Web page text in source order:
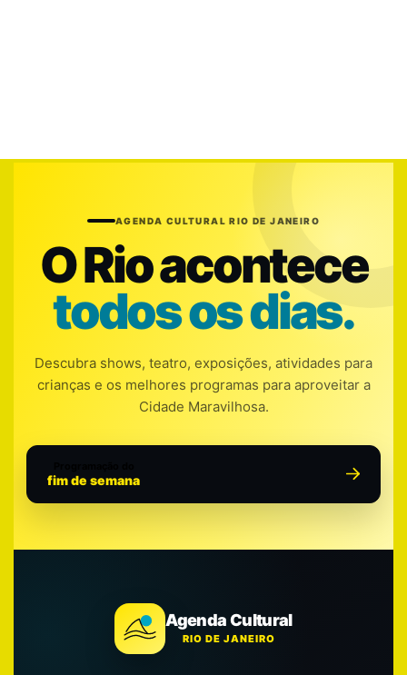
AGENDA CULTURAL RIO DE JANEIRO
O Rio acontece
todos os dias.
Descubra shows, teatro, exposições, atividades para
crianças e os melhores programas para aproveitar a
Cidade Maravilhosa.
fim de semana
Agenda Cultural
RIO DE JANEIRO